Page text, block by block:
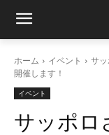
ホーム イベント
サ
開催します！
イベント
サッポロ